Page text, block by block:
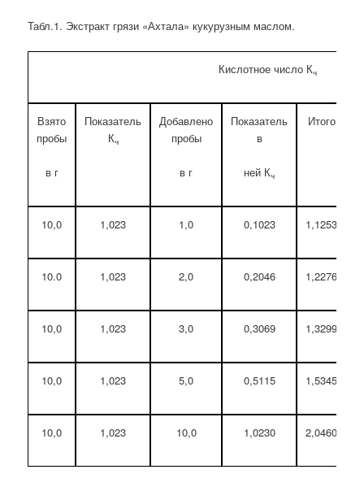
Табл.1. Экстракт грязи «Ахтала» кукурузным маслом.
Кислотное число Кч
Взято
пробы
в г
Показатель
Кч
Добавлено
пробы
в г
Показатель
в
ней Кч
Итого
10,0 1,023 1,0 0,1023 1,1253
10.0 1,023 2,0 0,2046 1,2276
10,0 1,023 3,0 0,3069 1,3299
10,0 1,023 5,0 0,5115 1,5345
10,0 1,023 10,0 1,0230 2,0460